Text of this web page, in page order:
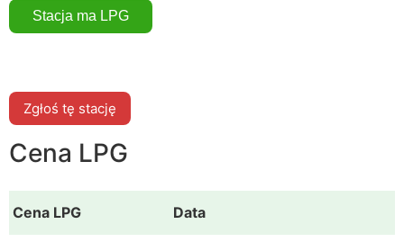
Zgłoś tę stację
Cena LPG
Cena LPG Data